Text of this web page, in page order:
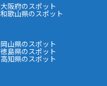
大阪府のスポット
和歌山県のスポット
岡山県のスポット
徳島県のスポット
高知県のスポット